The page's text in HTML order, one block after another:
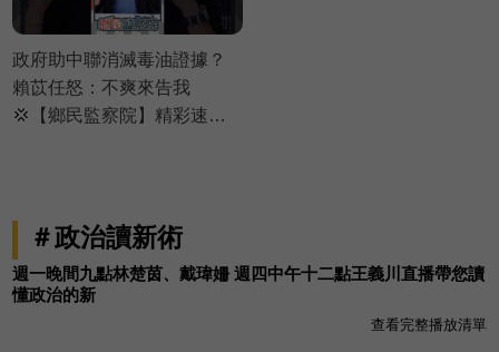
政府助中聯消滅毒油證據？
賴苡任怒：不爽來告我
💢【鄉民監察院】精彩速看
＃政治讀新術
週一晚間九點林楚茵、戴瑋姍 週四中午十二點王義川直播帶您讀
懂政治的新
查看完整播放清單